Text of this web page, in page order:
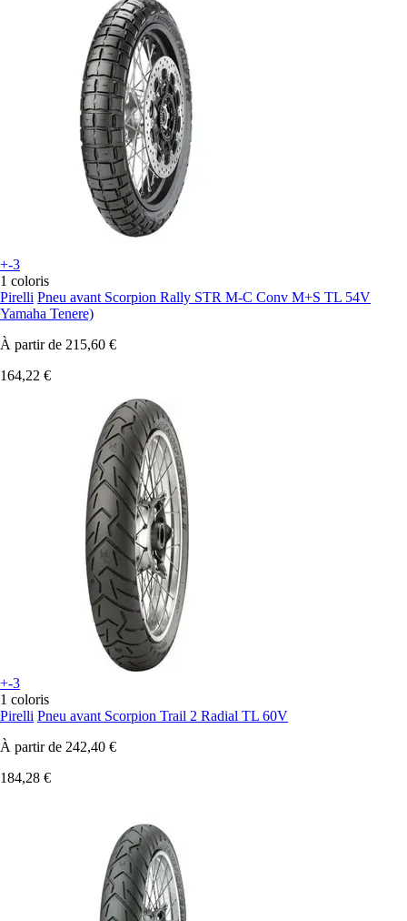
+-3
1 coloris
Pirelli Pneu avant Scorpion Rally STR M-C Conv M+S TL 54V
Yamaha Tenere)
À partir de 215,60 €
164,22 €
+-3
1 coloris
Pirelli Pneu avant Scorpion Trail 2 Radial TL 60V
À partir de 242,40 €
184,28 €